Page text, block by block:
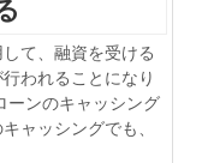
て、融資を受ける
われることになり
ーンのキャッシング
ャッシングでも、